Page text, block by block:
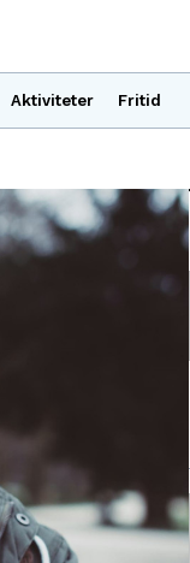
Aktiviteter Fritid